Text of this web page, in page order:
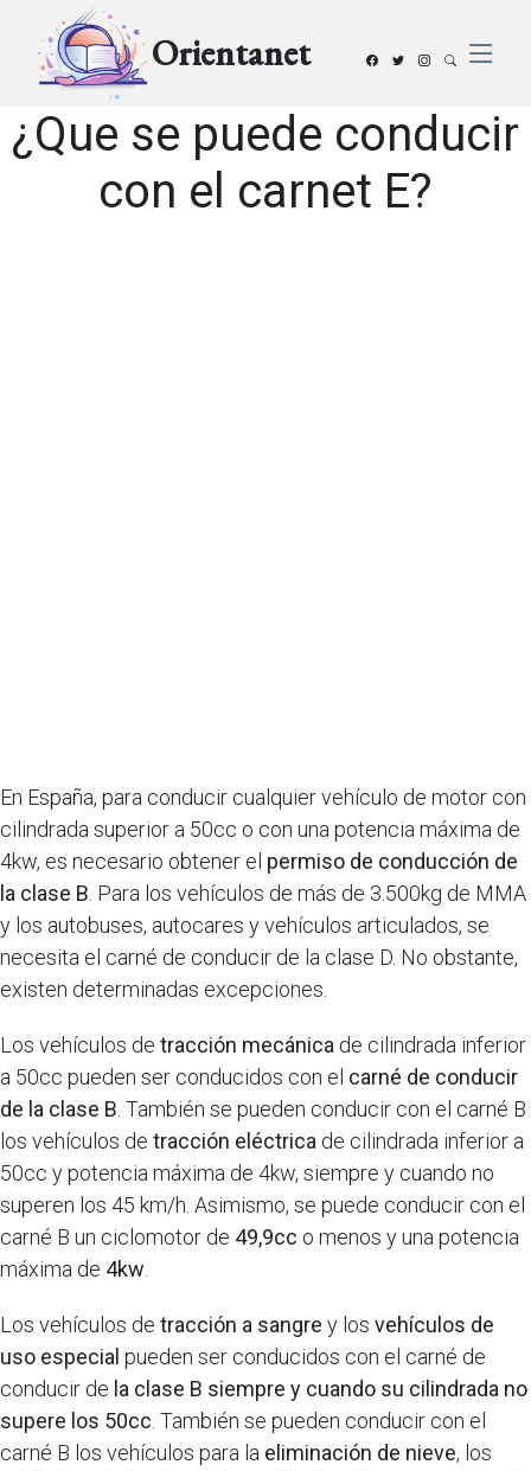
Orientanet
¿Que se puede conducir
con el carnet E?
En España, para conducir cualquier vehículo de motor con
cilindrada superior a 50cc o con una potencia máxima de
4kw, es necesario obtener el permiso de conducción de
la clase B . Para los vehículos de más de 3.500kg de MMA
y los autobuses, autocares y vehículos articulados, se
necesita el carné de conducir de la clase D. No obstante,
existen determinadas excepciones.
Los vehículos de tracción mecánica de cilindrada inferior
a 50cc pueden ser conducidos con el carné de conducir
de la clase B . También se pueden conducir con el carné B
los vehículos de tracción eléctrica de cilindrada inferior a
50cc y potencia máxima de 4kw, siempre y cuando no
superen los 45 km/h. Asimismo, se puede conducir con el
carné B un ciclomotor de 49,9cc o menos y una potencia
máxima de 4kw
Los vehículos de tracción a sangre y los vehículos de
uso especial pueden ser conducidos con el carné de
conducir de la clase B siempre y cuando su cilindrada no
supere los 50cc . También se pueden conducir con el
carné B los vehículos para la eliminación de nieve, los